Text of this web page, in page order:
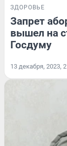
ЗДОРОВЬЕ
Запрет
вышел на
Госдуму
13 декабря, 2023,